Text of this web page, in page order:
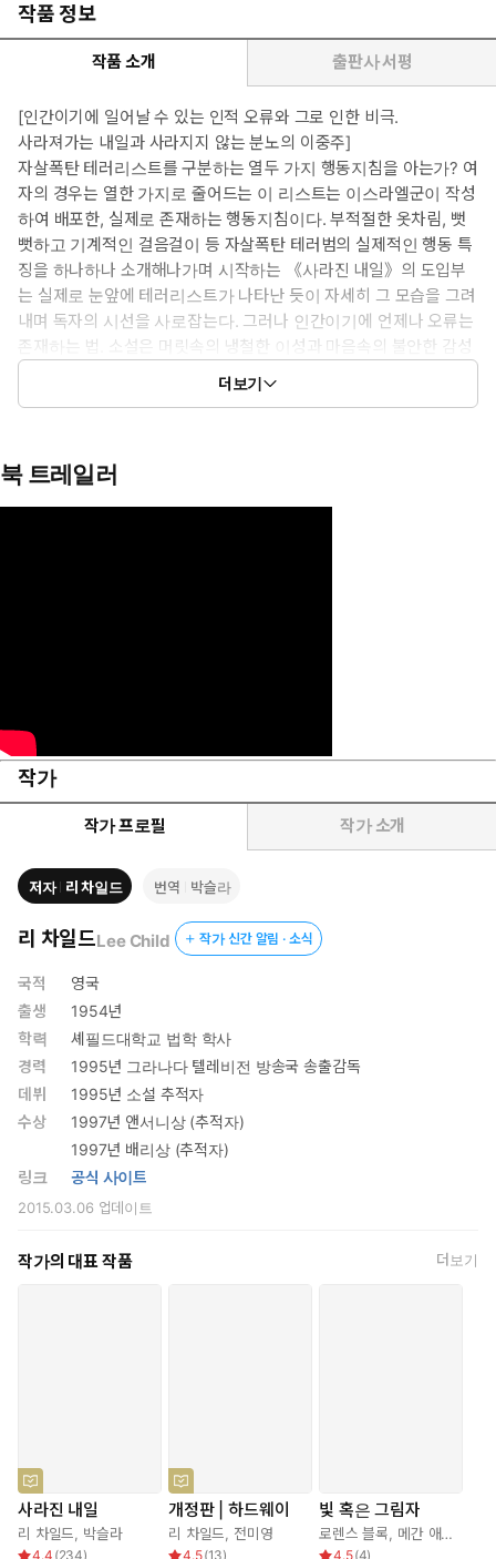
작품 정보
작품 소개 출판사 서평
[인간이기에 일어날 수 있는 인적 오류와 그로 인한 비극.
사라져가는 내일과 사라지지 않는 분노의 이중주]
자살폭탄 테러리스트를 구분하는 열두 가지 행동지침을 아는가? 여
자의 경우는 열한 가지로 줄어드는 이 리스트는 이스라엘군이 작성
하여 배포한, 실제로 존재하는 행동지침이다. 부적절한 옷차림, 뻣
뻣하고 기계적인 걸음걸이 등 자살폭탄 테러범의 실제적인 행동 특
징을 하나하나 소개해나가며 시작하는 《사라진 내일》의 도입부
는 실제로 눈앞에 테러리스트가 나타난 듯이 자세히 그 모습을 그려
내며 독자의 시선을 사로잡는다. 그러나 인간이기에 언제나 오류는
존재하는 법. 소설은 머릿속의 냉철한 이성과 마음속의 불안한 감성
을 대비시키며 읽는 이를 잭 리처가 앉아 있는 뉴욕 지하철 6호선으
로 초대한다. 만약 눈앞에 자살폭탄 테러리스트로 의심되는 사람이
습으로부터 시작하는 이 소설은 끊임없이 테러를 일으키는 자들과
비극. 이 사이를 작가 리 차일드는 잭 리처라는 인물을 통해 통쾌
하게 질러나간다. 주소도 가족도 없이, 휴대전화도 없이 사회 부
적응자인 양 떠돌아다니는 잭 리처가 풀어나가는 이 시대의 비극
의 결말은 과연 무엇일까. 마지막 페이지를 덮을 때까지 그 답을
알 수 없게 만드는 이 책은 예측할 수 없는 잭 리처의 행동만큼 예
측할 수 없는 전개들로 독자의 시선을 끝까지 사로잡는다.
더보기
북 트레일러
작가
작가 프로필 작가 소개
저자 리 차일드 번역 박슬라
리 차일드Lee Child 작가 신간 알림 · 소식
국적
영국
출생
1954년
학력
셰필드대학교 법학 학사
경력
1995년 그라나다 텔레비전 방송국 송출감독
데뷔
1995년 소설 추적자
수상
1997년 앤서니상 (추적자)
1997년 배리상 (추적자)
링크
공식 사이트
2015.03.06 업데이트
작가의 대표 작품 더보기
사라진 내일
리 차일드 박슬라
4.4 (234)
개정판 | 하드웨이
리 차일드 전미영
4.5(13)
빛 혹은 그림자
로렌스 블록 메간 애보트
4.5(4)